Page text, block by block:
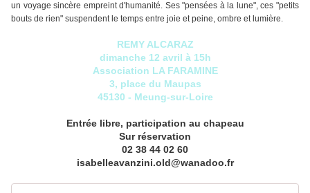
un voyage sincère empreint d'humanité. Ses "pensées à la lune", ces "petits
bouts de rien" suspendent le temps entre joie et peine, ombre et lumière.
REMY ALCARAZ
dimanche 12 avril à 15h
Association LA FARAMINE
3, place du Maupas
45130 - Meung-sur-Loire
Entrée libre, participation au chapeau
Sur réservation
02 38 44 02 60
isabelleavanzini.old@wanadoo.fr